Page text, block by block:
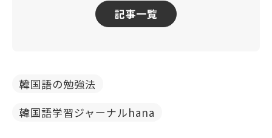
記事一覧
韓国語の勉強法
韓国語学習ジャーナルhana